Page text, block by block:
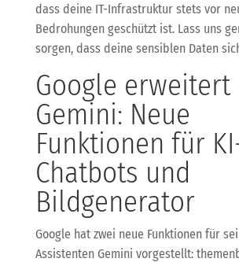
dass deine IT-Infrastruktur stets vor
Bedrohungen geschützt ist. Lass uns
sorgen, dass deine sensiblen Daten
Google erweitert
Gemini: Neue
Funktionen für
Chatbots und
Bildgenerator
Google hat zwei neue Funktionen für
Assistenten Gemini vorgestellt: